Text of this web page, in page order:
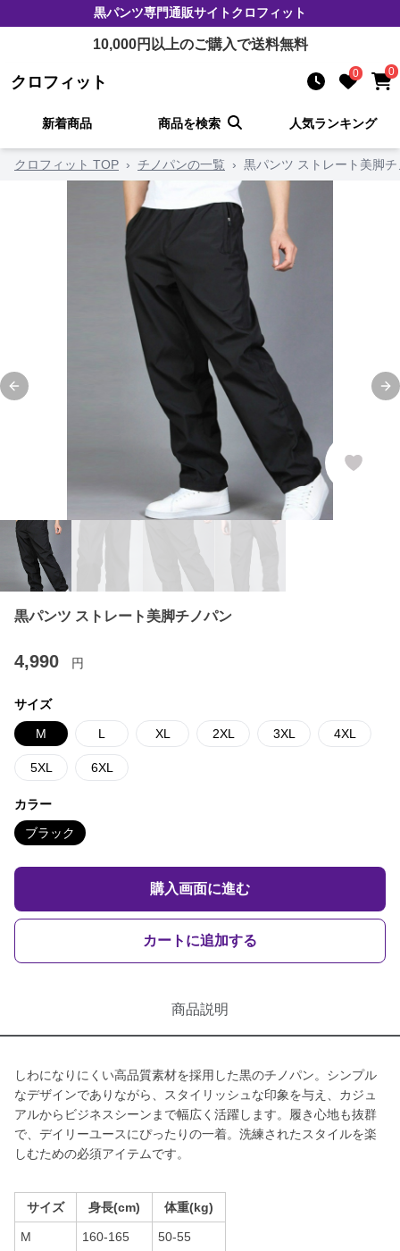
黒パンツ専門通販サイトクロフィット
10,000円以上のご購入で送料無料
クロフィット 0 0
新着商品 商品を検索 人気ランキング
クロフィット TOP › チノパンの一覧 › 黒パンツ ストレート美脚
Previous slide
黒パンツ ストレート美脚チノパン
4,990 円
サイズ
M L XL 2XL 3XL 4XL
5XL 6XL
カラー
ブラック
購入画面に進む
カートに追加する
商品説明
しわになりにくい高品質素材を採用した黒のチノパン。シンプル
なデザインでありながら、スタイリッシュな印象を与え、カジュ
アルからビジネスシーンまで幅広く活躍します。履き心地も抜群
で、デイリーユースにぴったりの一着。洗練されたスタイルを楽
しむための必須アイテムです。
サイズ 身長(cm) 体重(kg)
M 160-165 50-55